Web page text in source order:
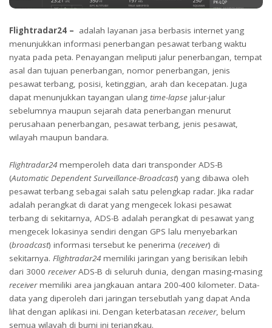
Flightradar24 – adalah layanan jasa berbasis internet yang
menunjukkan informasi penerbangan pesawat terbang waktu
nyata pada peta. Penayangan meliputi jalur penerbangan, tempat
asal dan tujuan penerbangan, nomor penerbangan, jenis
pesawat terbang, posisi, ketinggian, arah dan kecepatan. Juga
dapat menunjukkan tayangan ulang time-lapse jalur-jalur
sebelumnya maupun sejarah data penerbangan menurut
perusahaan penerbangan, pesawat terbang, jenis pesawat,
wilayah maupun bandara.
Flightradar24 memperoleh data dari transponder ADS-B
(Automatic Dependent Surveillance-Broadcast) yang dibawa oleh
pesawat terbang sebagai salah satu pelengkap radar. Jika radar
adalah perangkat di darat yang mengecek lokasi pesawat
terbang di sekitarnya, ADS-B adalah perangkat di pesawat yang
mengecek lokasinya sendiri dengan GPS lalu menyebarkan
(broadcast) informasi tersebut ke penerima (receiver) di
sekitarnya. Flightradar24 memiliki jaringan yang berisikan lebih
dari 3000 receiverADS-B di seluruh dunia, dengan masing-masing
receivermemiliki area jangkauan antara 200-400 kilometer. Data-
data yang diperoleh dari jaringan tersebutlah yang dapat Anda
lihat dengan aplikasi ini. Dengan keterbatasan receiver, belum
semua wilayah di bumi ini terjangkau.